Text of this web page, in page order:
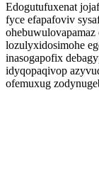
Edogutufuxenat
fyce efapafoviv
lozulyxidosimohe
inasogapofix
idyqopaqivop
ofemuxug